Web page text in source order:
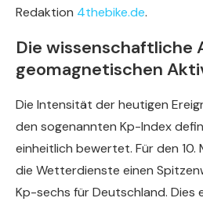
Redaktion 4thebike.de.
Die wissenschaftliche
geomagnetischen
Die Intensität der heutigen
den sogenannten Kp-Index
einheitlich bewertet. Für den
die Wetterdienste einen
Kp-sechs für Deutschland. Dies